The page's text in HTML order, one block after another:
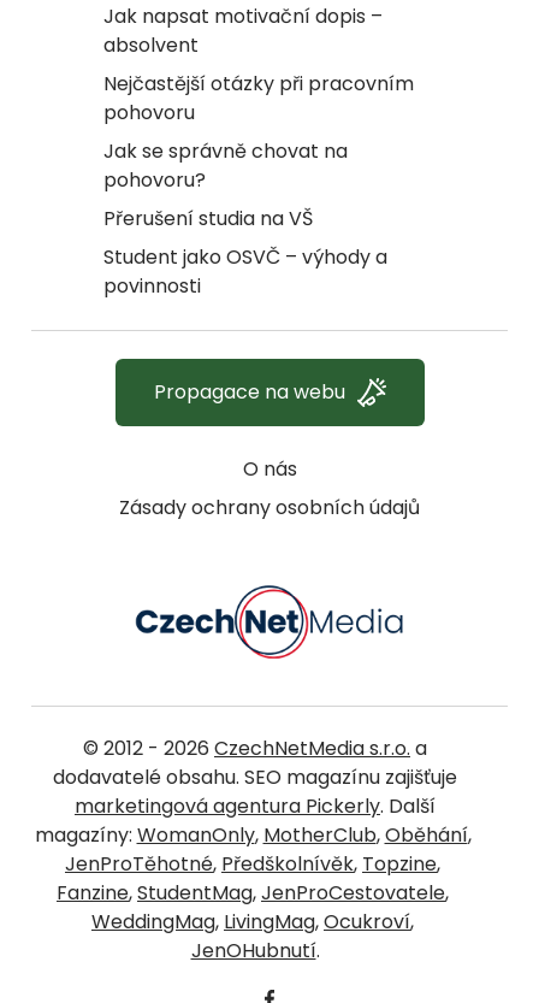
Jak napsat motivační dopis –
absolvent
Nejčastější otázky při pracovním
pohovoru
Jak se správně chovat na
pohovoru?
Přerušení studia na VŠ
Student jako OSVČ – výhody a
povinnosti
O nás
Zásady ochrany osobních údajů
Propagace na webu
© 2012 - 2026 CzechNetMedia s.r.o. a
dodavatelé obsahu. SEO magazínu zajišťuje
marketingová agentura Pickerly. Další
magazíny: WomanOnly, MotherClub,Oběhání,
JenProTěhotné, Předškolnívěk, Topzine,
Fanzine,StudentMag,JenProCestovatele,
WeddingMag, LivingMag,Ocukroví,
JenOHubnutí.